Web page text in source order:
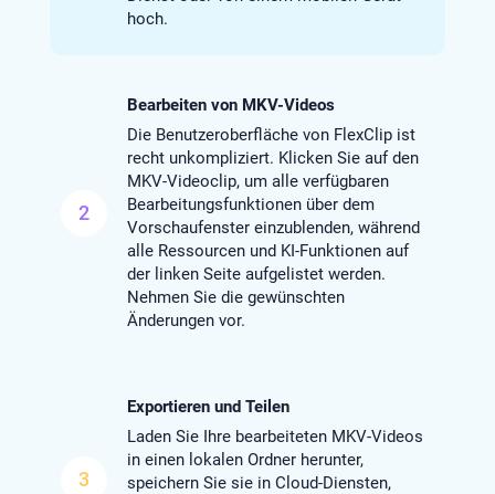
hoch.
2
Bearbeiten von MKV-Videos
Die Benutzeroberfläche von FlexClip ist
recht unkompliziert. Klicken Sie auf den
MKV-Videoclip, um alle verfügbaren
Bearbeitungsfunktionen über dem
Vorschaufenster einzublenden, während
alle Ressourcen und KI-Funktionen auf
der linken Seite aufgelistet werden.
Nehmen Sie die gewünschten
Änderungen vor.
3
Exportieren und Teilen
Laden Sie Ihre bearbeiteten MKV-Videos
in einen lokalen Ordner herunter,
speichern Sie sie in Cloud-Diensten,